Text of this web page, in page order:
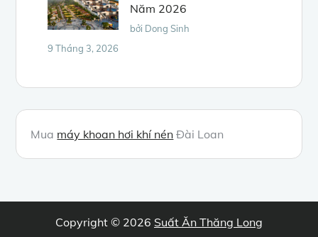
Năm 2026
bởi Dong Sinh
9 Tháng 3, 2026
Mua máy khoan hơi khí nén Đài Loan
Copyright © 2026 Suất Ăn Thăng Long